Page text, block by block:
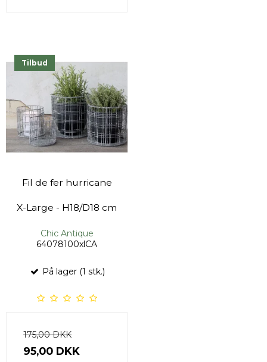
Tilbud
Fil de fer hurricane
X-Large - H18/D18 cm
Chic Antique
64078100xlCA
På lager (1 stk.)
175,00 DKK
95,00 DKK